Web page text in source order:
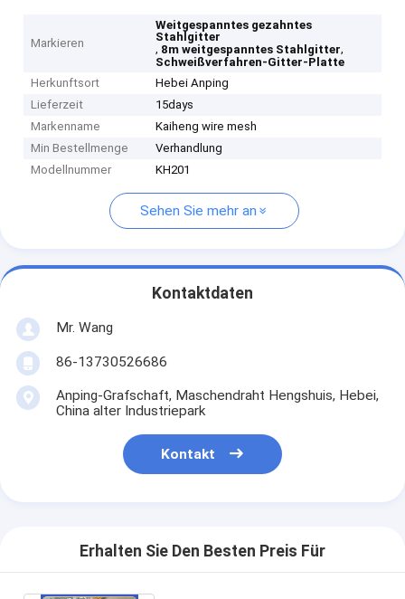
Markieren
Weitgespanntes gezahntes
Stahlgitter
, 8m weitgespanntes Stahlgitter,
Schweißverfahren-Gitter-Platte
Herkunftsort
Hebei Anping
Lieferzeit
15days
Markenname
Kaiheng wire mesh
Min Bestellmenge
Verhandlung
Modellnummer
KH201
Sehen Sie mehr an
Kontaktdaten
Mr. Wang
86-13730526686
Anping-Grafschaft, Maschendraht Hengshuis, Hebei,
China alter Industriepark
Kontakt
Erhalten Sie Den Besten Preis Für